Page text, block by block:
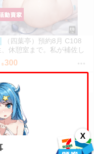
X
（四葉亭）預約8月 C108
、休憩室まで。私が補佐し
VV かのぱん
300